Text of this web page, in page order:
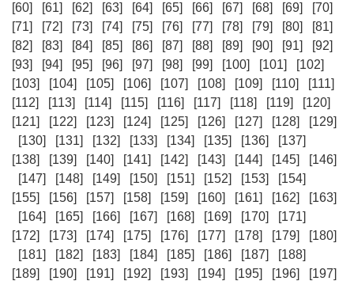
[60]
[61] [62] [63] [64] [65] [66] [67] [68] [69]
[70]
[71]
[72] [73] [74] [75] [76] [77] [78] [79] [80]
[81]
[82]
[83] [84] [85] [86] [87] [88] [89] [90] [91]
[92]
[93]
[94] [95] [96] [97] [98] [99] [100] [101]
[102]
[103]
[104] [105] [106] [107] [108] [109] [110]
[111]
[112]
[113] [114] [115] [116] [117] [118] [119]
[120]
[121]
[122] [123] [124] [125] [126] [127] [128]
[129]
[130]
[131] [132] [133] [134] [135] [136]
[137]
[138]
[139] [140] [141] [142] [143] [144] [145]
[146]
[147]
[148] [149] [150] [151] [152] [153]
[154]
[155]
[156] [157] [158] [159] [160] [161] [162]
[163]
[164]
[165] [166] [167] [168] [169] [170]
[171]
[172]
[173] [174] [175] [176] [177] [178] [179]
[180]
[181]
[182] [183] [184] [185] [186] [187]
[188]
[189]
[190] [191] [192] [193] [194] [195] [196]
[197]